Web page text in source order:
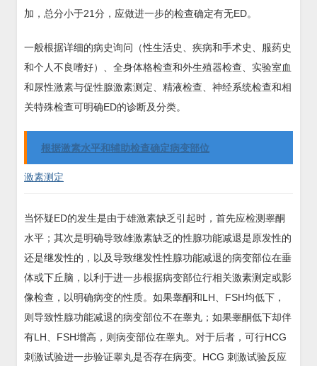
加，总分小于21分，应做进一步的检查确定有无ED。
一般根据详细的病史询问（性生活史、疾病和手术史、服药史
和个人不良嗜好）、全身体格检查和外生殖器检查、实验室血
和尿性激素与促性腺激素测定、精液检查、神经系统检查和相
关特殊检查可明确ED的诊断及分类。
根据激素水平和辅助检查确定病变部位
激素测定
当怀疑ED的发生是由于雄激素缺乏引起时，首先应检测睾酮
水平；其次是明确导致雄激素缺乏的性腺功能减退是原发性的
还是继发性的，以及导致继发性性腺功能减退的病变部位在垂
体或下丘脑，以利于进一步根据病变部位行相关激素测定或影
像检查，以明确病变的性质。如果睾酮和LH、FSH均低下，
则导致性腺功能减退的病变部位不在睾丸；如果睾酮低下却伴
有LH、FSH增高，则病变部位在睾丸。对于后者，可行HCG
刺激试验进一步验证睾丸是否存在病变。HCG 刺激试验反应